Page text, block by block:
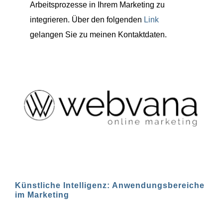
Arbeitsprozesse in Ihrem Marketing zu
integrieren. Über den folgenden Link
gelangen Sie zu meinen Kontaktdaten.
Künstliche Intelligenz: Anwendungsbereiche
im Marketing